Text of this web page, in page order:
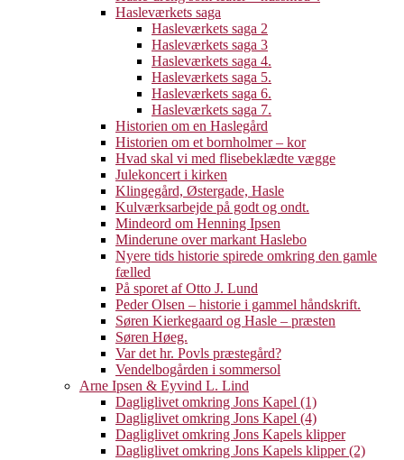
Hasleværkets saga
Hasleværkets saga 2
Hasleværkets saga 3
Hasleværkets saga 4.
Hasleværkets saga 5.
Hasleværkets saga 6.
Hasleværkets saga 7.
Historien om en Haslegård
Historien om et bornholmer – kor
Hvad skal vi med flisebeklædte vægge
Julekoncert i kirken
Klingegård, Østergade, Hasle
Kulværksarbejde på godt og ondt.
Mindeord om Henning Ipsen
Minderune over markant Haslebo
Nyere tids historie spirede omkring den gamle
fælled
På sporet af Otto J. Lund
Peder Olsen – historie i gammel håndskrift.
Søren Kierkegaard og Hasle – præsten
Søren Høeg.
Var det hr. Povls præstegård?
Vendelbogården i sommersol
Arne Ipsen & Eyvind L. Lind
Dagliglivet omkring Jons Kapel (1)
Dagliglivet omkring Jons Kapel (4)
Dagliglivet omkring Jons Kapels klipper
Dagliglivet omkring Jons Kapels klipper (2)